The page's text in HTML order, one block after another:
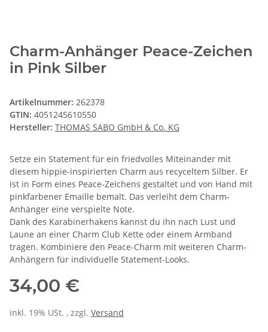
Charm-Anhänger Peace-Zeichen
in Pink Silber
Artikelnummer: 262378
GTIN: 4051245610550
Hersteller: THOMAS SABO GmbH & Co. KG
Setze ein Statement für ein friedvolles Miteinander mit
diesem hippie-inspirierten Charm aus recyceltem Silber. Er
ist in Form eines Peace-Zeichens gestaltet und von Hand mit
pinkfarbener Emaille bemalt. Das verleiht dem Charm-
Anhänger eine verspielte Note.
Dank des Karabinerhakens kannst du ihn nach Lust und
Laune an einer Charm Club Kette oder einem Armband
tragen. Kombiniere den Peace-Charm mit weiteren Charm-
Anhängern für individuelle Statement-Looks.
34,00 €
inkl. 19% USt. , zzgl. Versand